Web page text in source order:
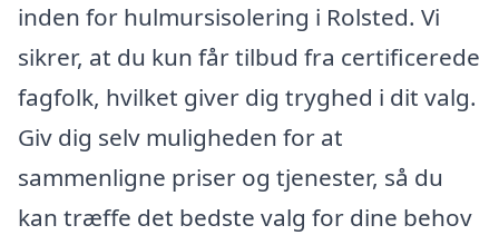
inden for hulmursisolering i Rolsted. Vi
sikrer, at du kun får tilbud fra certificerede
fagfolk, hvilket giver dig tryghed i dit valg.
Giv dig selv muligheden for at
sammenligne priser og tjenester, så du
kan træffe det bedste valg for dine behov